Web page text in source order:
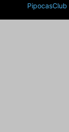
PipocasClub